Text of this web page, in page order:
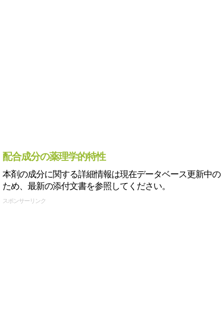
配合成分の薬理学的特性
本剤の成分に関する詳細情報は現在データベース更新中の
ため、最新の添付文書を参照してください。
スポンサーリンク